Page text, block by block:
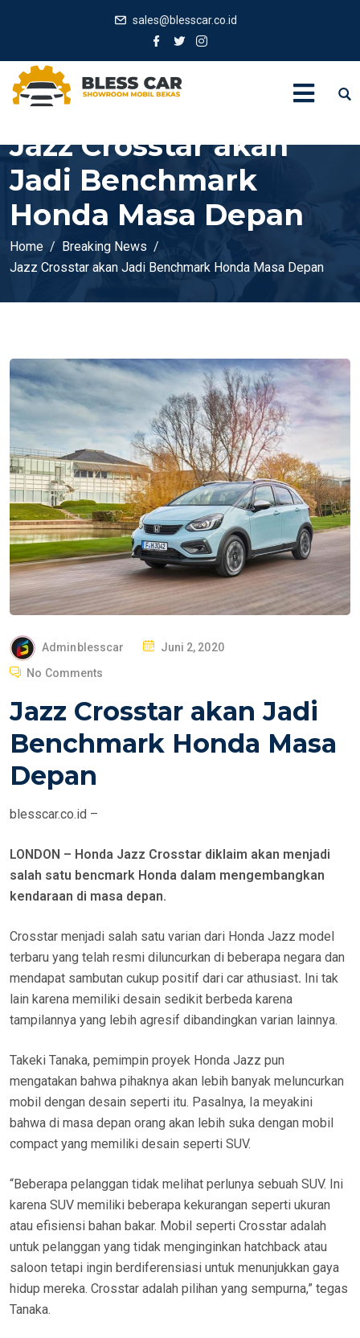
sales@blesscar.co.id
Jazz Crosstar akan
Jadi Benchmark
Honda Masa Depan
Home
Breaking News
Jazz Crosstar akan Jadi Benchmark Honda Masa Depan
Adminblesscar
T
D
Juni 2, 2020
No Comments
Jazz Crosstar akan Jadi
Benchmark Honda Masa
Depan
blesscar.co.id –
LONDON – Honda Jazz Crosstar diklaim akan menjadi
salah satu bencmark Honda dalam mengembangkan
kendaraan di masa depan.
Crosstar menjadi salah satu varian dari Honda Jazz model
terbaru yang telah resmi diluncurkan di beberapa negara dan
mendapat sambutan cukup positif dari car athusiast. Ini tak
lain karena memiliki desain sedikit berbeda karena
tampilannya yang lebih agresif dibandingkan varian lainnya.
Takeki Tanaka, pemimpin proyek Honda Jazz pun
mengatakan bahwa pihaknya akan lebih banyak meluncurkan
mobil dengan desain seperti itu. Pasalnya, Ia meyakini
bahwa di masa depan orang akan lebih suka dengan mobil
compact yang memiliki desain seperti SUV.
“Beberapa pelanggan tidak melihat perlunya sebuah SUV. Ini
karena SUV memiliki beberapa kekurangan seperti ukuran
atau efisiensi bahan bakar. Mobil seperti Crosstar adalah
untuk pelanggan yang tidak menginginkan hatchback atau
saloon tetapi ingin berdiferensiasi untuk menunjukkan gaya
hidup mereka. Crosstar adalah pilihan yang sempurna,” tegas
Tanaka.